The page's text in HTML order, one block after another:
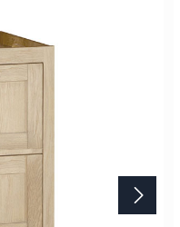
wird. Ihre Fragen zu
telefonisch unter +49
living.de oder nach
Showroom.